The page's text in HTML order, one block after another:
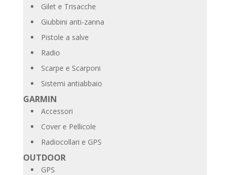
Gilet e Trisacche
Giubbini anti-zanna
Pistole a salve
Radio
Scarpe e Scarponi
Sistemi antiabbaio
GARMIN
Accessori
Cover e Pellicole
Radiocollari e GPS
OUTDOOR
GPS